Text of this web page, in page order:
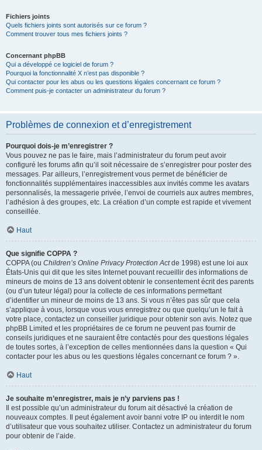
Fichiers joints
Quels fichiers joints sont autorisés sur ce forum ?
Comment trouver tous mes fichiers joints ?
Concernant phpBB
Qui a développé ce logiciel de forum ?
Pourquoi la fonctionnalité X n’est pas disponible ?
Qui contacter pour les abus ou les questions légales concernant ce forum ?
Comment puis-je contacter un administrateur du forum ?
Problèmes de connexion et d’enregistrement
Pourquoi dois-je m’enregistrer ?
Vous pouvez ne pas le faire, mais l’administrateur du forum peut avoir
configuré les forums afin qu’il soit nécessaire de s’enregistrer pour poster des
messages. Par ailleurs, l’enregistrement vous permet de bénéficier de
fonctionnalités supplémentaires inaccessibles aux invités comme les avatars
personnalisés, la messagerie privée, l’envoi de courriels aux autres membres,
l’adhésion à des groupes, etc. La création d’un compte est rapide et vivement
conseillée.
Haut
Que signifie COPPA ?
COPPA (ou Children’s Online Privacy Protection Actde 1998) est une loi aux
États-Unis qui dit que les sites Internet pouvant recueillir des informations de
mineurs de moins de 13 ans doivent obtenir le consentement écrit des parents
(ou d’un tuteur légal) pour la collecte de ces informations permettant
d’identifier un mineur de moins de 13 ans. Si vous n’êtes pas sûr que cela
s’applique à vous, lorsque vous vous enregistrez ou que quelqu’un le fait à
votre place, contactez un conseiller juridique pour obtenir son avis. Notez que
phpBB Limited et les propriétaires de ce forum ne peuvent pas fournir de
conseils juridiques et ne sauraient être contactés pour des questions légales
de toutes sortes, à l’exception de celles mentionnées dans la question « Qui
contacter pour les abus ou les questions légales concernant ce forum ? ».
Haut
Je souhaite m’enregistrer, mais je n’y parviens pas !
Il est possible qu’un administrateur du forum ait désactivé la création de
nouveaux comptes. Il peut également avoir banni votre IP ou interdit le nom
d’utilisateur que vous souhaitez utiliser. Contactez un administrateur du forum
pour obtenir de l’aide.